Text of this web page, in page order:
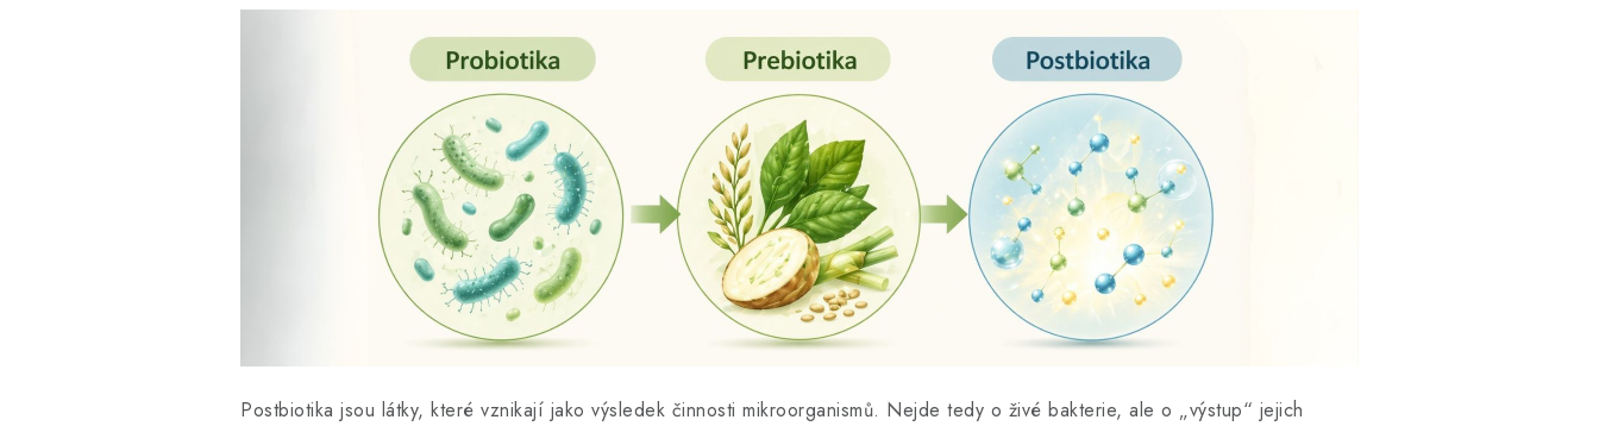
Postbiotika jsou látky, které vznikají jako výsledek činnosti mikroorganismů. Nejde tedy o živé bakterie, ale o „výstup“ jejich